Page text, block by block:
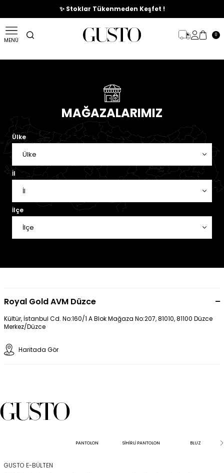
🎉%70'e Varan Büyük Yaz İndirim Başladı !
✨ Stoklar Tükenmeden Keşfet !
MENÜ
0
MAĞAZALARIMIZ
Ülke
İl
İlçe
Royal Gold AVM Düzce
Kültür, İstanbul Cd. No:160/1 A Blok Mağaza No:207, 81010, 81100 Düzce
Merkez/Düzce
Haritada Gör
PANTOLON SİHİRLİ PANTOLON BLUZ
GUSTO E-BÜLTEN